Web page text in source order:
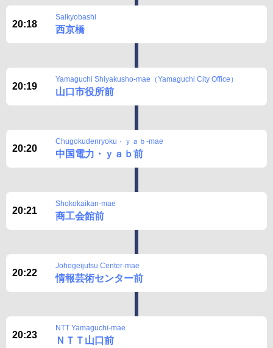
20:18
Saikyobashi
西京橋
20:19
Yamaguchi Shiyakusho-mae（Yamaguchi City Office）
山口市役所前
20:20
Chugokudenryoku・ｙａｂ-mae
中国電力・ｙａｂ前
20:21
Shokokaikan-mae
商工会館前
20:22
Johogeijutsu Center-mae
情報芸術センター前
20:23
NTT Yamaguchi-mae
ＮＴＴ山口前